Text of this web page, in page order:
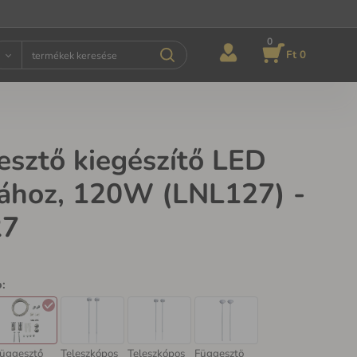
0
Ft 0
kiegészítő LED
120W (LNL127) -
:
Teleszkópos
Teleszkópos
Függesztö